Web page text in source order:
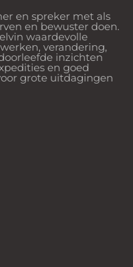
en spreker met als
en bewuster doen.
waardevolle
verandering,
inzichten
en goed
grote uitdagingen